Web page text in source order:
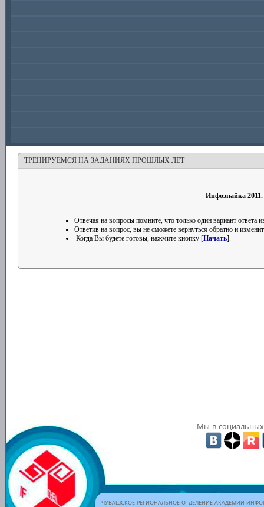
ТРЕНИРУЕМСЯ НА ЗАДАНИЯХ ПРОШЛЫХ ЛЕТ
Инфознайка
Отвечая на вопросы помните, что только один вариант ответа
Ответив на вопрос, вы не сможете вернуться обратно и
Когда Вы будете готовы, нажмите кнопку [Начать].
Мы в социальных
ЧУВАШСКОЕ РЕГИОНАЛЬНОЕ ОТДЕЛЕНИЕ АКАДЕМИИ